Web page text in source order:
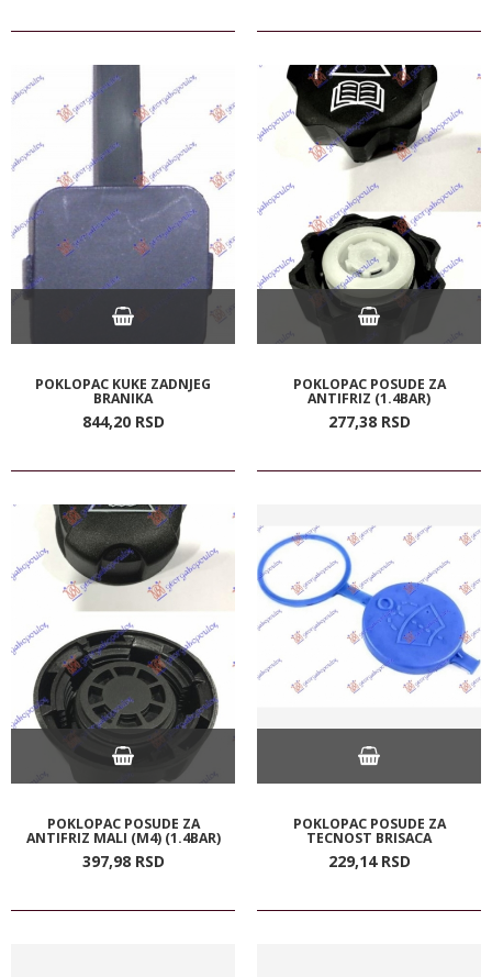
POKLOPAC KUKE ZADNJEG
BRANIKA
844,20 RSD
POKLOPAC POSUDE ZA
ANTIFRIZ (1.4BAR)
277,38 RSD
POKLOPAC POSUDE ZA
ANTIFRIZ MALI (M4) (1.4BAR)
397,98 RSD
POKLOPAC POSUDE ZA
TECNOST BRISACA
229,14 RSD